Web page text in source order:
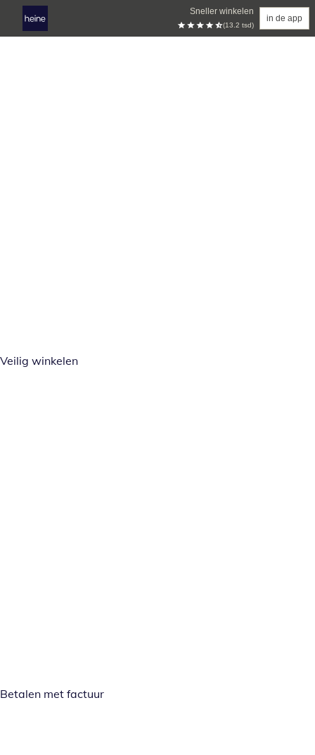
Sneller winkelen
(13.2 tsd)
in de app
Veilig winkelen
Betalen met factuur